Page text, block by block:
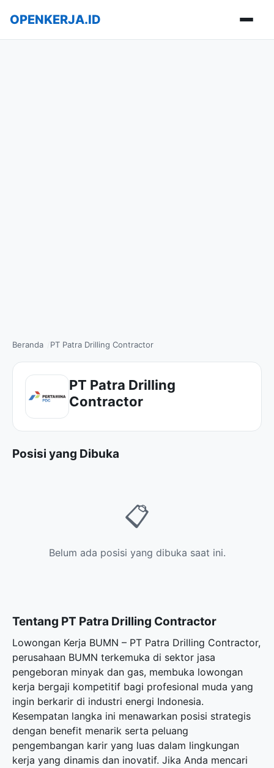
OPENKERJA.ID
Beranda PT Patra Drilling Contractor
PT Patra Drilling
Contractor
Posisi yang Dibuka
📋
Belum ada posisi yang dibuka saat ini.
Tentang PT Patra Drilling Contractor
Lowongan Kerja BUMN – PT Patra Drilling Contractor,
perusahaan BUMN terkemuka di sektor jasa
pengeboran minyak dan gas, membuka lowongan
kerja bergaji kompetitif bagi profesional muda yang
ingin berkarir di industri energi Indonesia.
Kesempatan langka ini menawarkan posisi strategis
dengan benefit menarik serta peluang
pengembangan karir yang luas dalam lingkungan
kerja yang dinamis dan inovatif. Jika Anda mencari